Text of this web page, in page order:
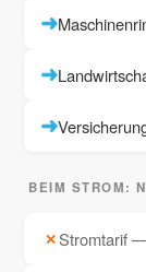
BEIM STROM:
✕Stromtarif